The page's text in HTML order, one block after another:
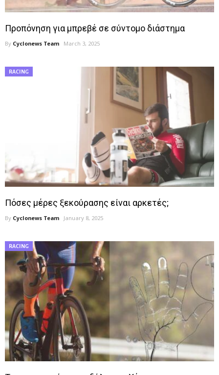
Προπόνηση για μπρεβέ σε σύντομο διάστημα
By Cyclonews Team March 3, 2025
RACING
Πόσες μέρες ξεκούρασης είναι αρκετές;
By Cyclonews Team January 8, 2025
RACING